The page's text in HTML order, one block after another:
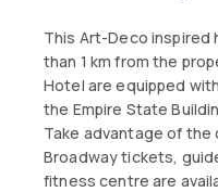
This Art-Deco inspired
than 1 km from the
Hotel are equipped
the Empire State
Take advantage of the
Broadway tickets,
fitness centre are